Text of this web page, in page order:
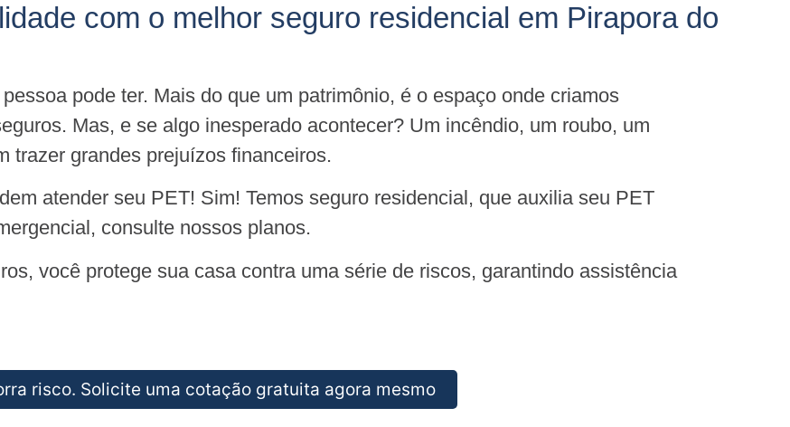
com o melhor seguro residencial em Pirapora do
pode ter. Mais do que um patrimônio, é o espaço onde criamos
Mas, e se algo inesperado acontecer? Um incêndio, um roubo, um
trazer grandes prejuízos financeiros.
atender seu PET! Sim! Temos seguro residencial, que auxilia seu PET
consulte nossos planos.
você protege sua casa contra uma série de riscos, garantindo assistência
risco. Solicite uma cotação gratuita agora mesmo